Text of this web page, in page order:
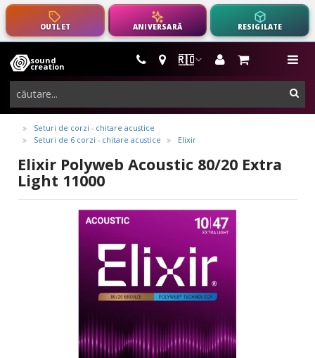
OUTLET ANIVERSARĂ RESIGILATE
🇷🇴
sound
creation
instrumente
muzicale,
echipamente
pro-
audio
Seturi de corzi - chitare acustice
Seturi de 6 corzi - chitare acustice
Elixir
Elixir Polyweb Acoustic 80/20 Extra
Light 11000